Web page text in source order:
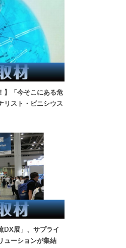
】「今そこにある危
スト・ビニシウス
DX展」、サプライ
ューションが集結